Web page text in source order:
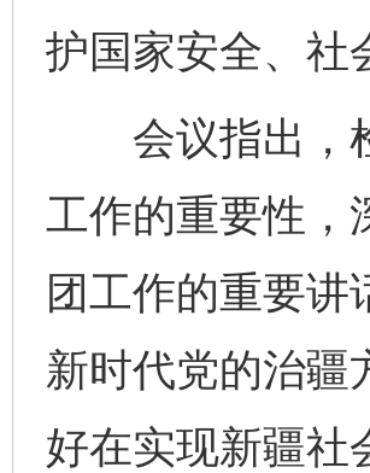
护国家安全、社
会议指出，检
工作的重要性，
团工作的重要
新时代党的治疆
好在实现新疆社